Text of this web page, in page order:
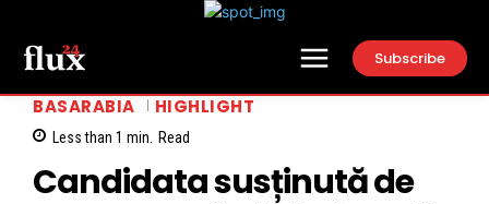
Subscribe
BASARABIA HIGHLIGHT
Less than 1 min. Read
Candidata susținută de